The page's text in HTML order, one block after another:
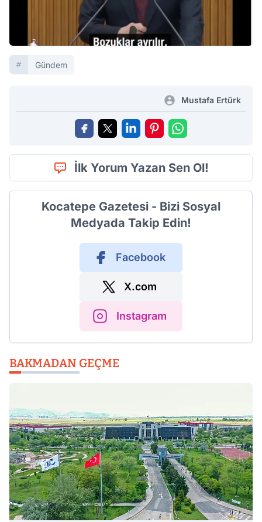
Gündem
Mustafa Ertürk
İlk Yorum Yazan Sen Ol!
Kocatepe Gazetesi - Bizi Sosyal
Medyada Takip Edin!
Facebook
X.com
Instagram
BAKMADAN GEÇME